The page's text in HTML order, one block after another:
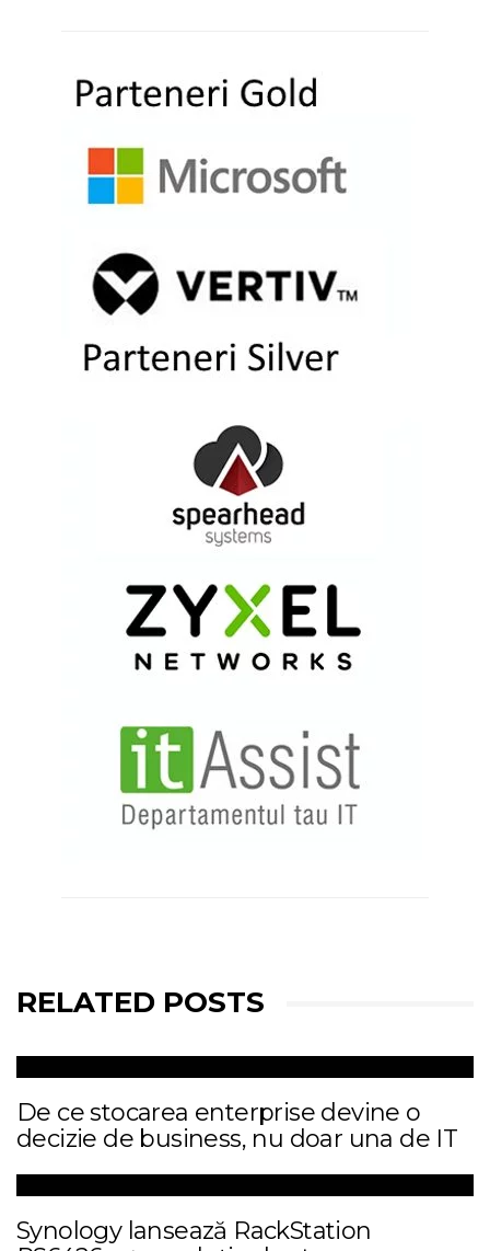
RELATED POSTS
De ce stocarea enterprise devine o
decizie de business, nu doar una de IT
Synology lansează RackStation